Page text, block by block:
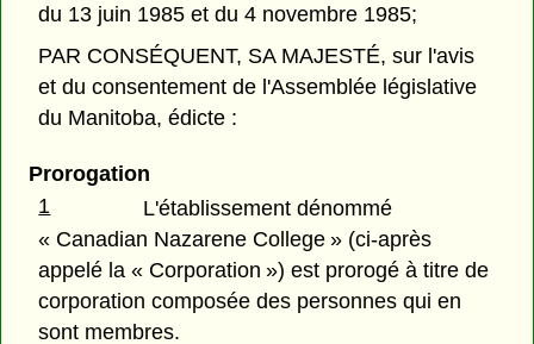
du 13 juin 1985 et du 4 novembre 1985;
PAR CONSÉQUENT, SA MAJESTÉ, sur l'avis
et du consentement de l'Assemblée législative
du Manitoba, édicte :
Prorogation
1
L'établissement dénommé
« Canadian Nazarene College » (ci-après
appelé la « Corporation ») est prorogé à titre de
corporation composée des personnes qui en
sont membres.